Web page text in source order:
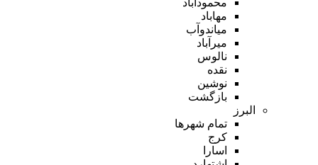
مهاباد
میاندوآب
میرآباد
نالوس
نقده
نوشین
بازگشت
البرز
تمام شهر‌ها
کرج
اسارا